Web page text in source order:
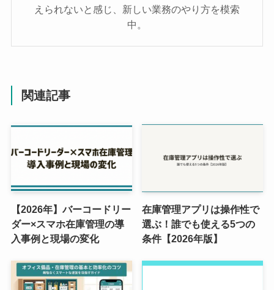
えられないと感じ、新しい業務のやり方を模索
中。
関連記事
【2026年】バーコードリー
ダー×スマホ在庫管理の導
入事例と現場の変化
在庫管理アプリは操作性で
選ぶ！誰でも使える5つの
条件【2026年版】